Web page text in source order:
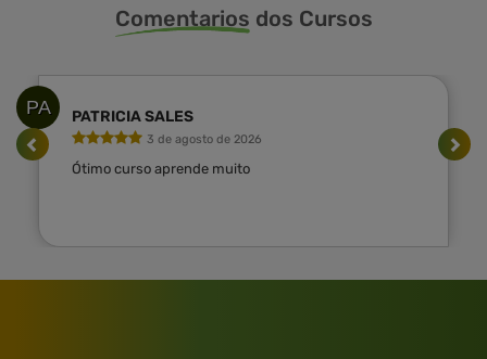
Comentarios dos Cursos
PA PATRICIA SALES
3 de agosto de 2026
Ótimo curso aprende muito